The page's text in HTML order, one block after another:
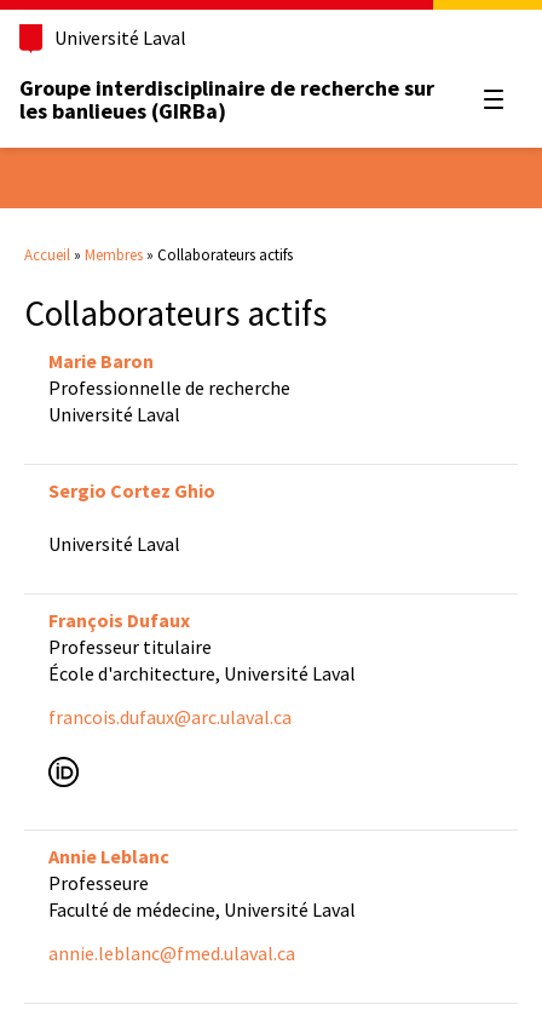
Université Laval
Groupe interdisciplinaire de recherche sur
les banlieues (GIRBa)
Accueil » Membres » Collaborateurs actifs
Collaborateurs actifs
Marie Baron
Professionnelle de recherche
Université Laval
Sergio Cortez Ghio
Université Laval
François Dufaux
Professeur titulaire
École d'architecture, Université Laval
francois.dufaux@arc.ulaval.ca
Annie Leblanc
Professeure
Faculté de médecine, Université Laval
annie.leblanc@fmed.ulaval.ca